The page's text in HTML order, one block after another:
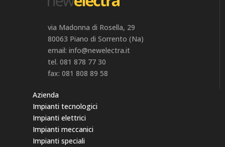
via Madonna di Rosella, 29
80063 Piano di Sorrento (Na)
email: info@newelectra.it
tel. 081 878 77 30
fax: 081 808 89 58
Azienda
Impianti tecnologici
Impianti elettrici
Impianti meccanici
Impianti speciali